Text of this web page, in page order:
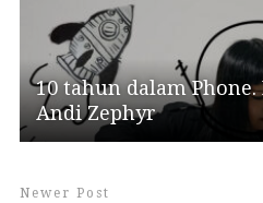
10 tahun dalam Phone.
Andi Zephyr
Newer Post